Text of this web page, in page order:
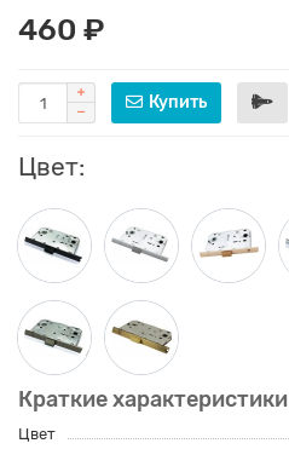
460 ₽
Купить
Цвет:
Краткие характеристики
Цвет